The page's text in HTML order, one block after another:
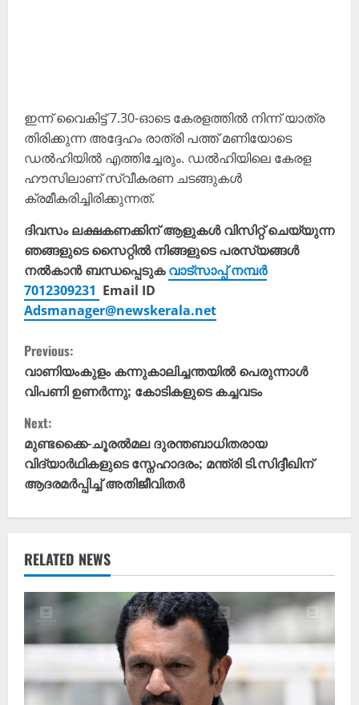
ഇന്ന് വൈകിട്ട് 7.30-ഓടെ കേരളത്തിൽ നിന്ന് യാത്ര
തിരിക്കുന്ന അദ്ദേഹം രാത്രി പത്ത് മണിയോടെ
ഡൽഹിയിൽ എത്തിച്ചേരും. ഡൽഹിയിലെ കേരള
ഹൗസിലാണ് സ്വീകരണ ചടങ്ങുകൾ
ക്രമീകരിച്ചിരിക്കുന്നത്.
ദിവസം ലക്ഷകണക്കിന് ആളുകൾ വിസിറ്റ് ചെയ്യുന്ന
ഞങ്ങളുടെ സൈറ്റിൽ നിങ്ങളുടെ പരസ്യങ്ങൾ
നൽകാൻ ബന്ധപ്പെടുകവാട്സാപ്പ് നമ്പർ
7012309231 Email ID
Adsmanager@newskerala.net
C
o
n
t
i
n
u
e
R
e
a
Previous:
വാണിയംകുളം കന്നുകാലിച്ചന്തയിൽ പെരുന്നാൾ
വിപണി ഉണർന്നു; കോടികളുടെ കച്ചവടം
Next:
മുണ്ടക്കൈ-ചൂരൽമല ദുരന്തബാധിതരായ
വിദ്യാർഥികളുടെ സ്നേഹാദരം; മന്ത്രി ടി.സിദ്ദീഖിന്
ആദരമർപ്പിച്ച് അതിജീവിതർ
RELATED NEWS